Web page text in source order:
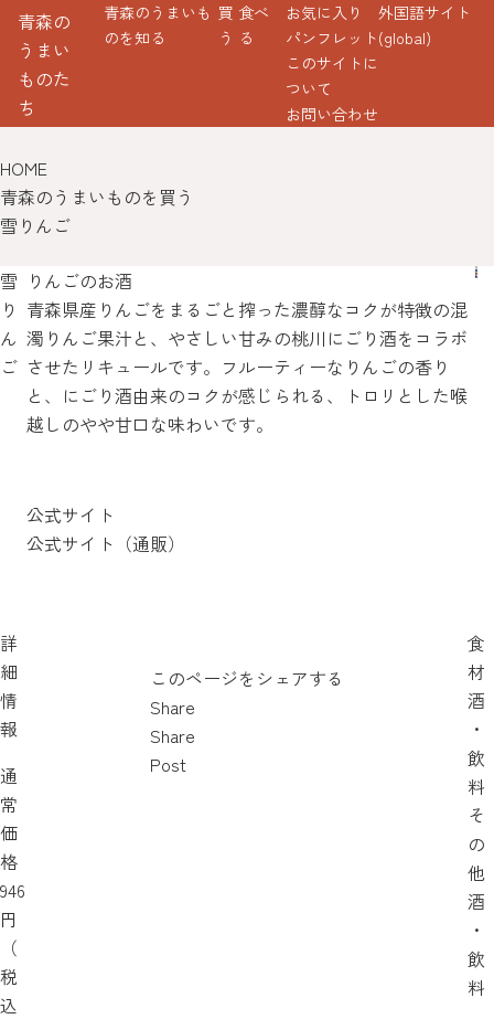
青森の
うまい
ものた
ち
青森のうまいも
のを知る
買
う
食べ
る
お気に入り
パンフレット
このサイトに
ついて
お問い合わせ
外国語サイト
(global)
HOME
青森のうまいものを買う
雪りんご
雪
り
ん
ご
りんごのお酒
青森県産りんごをまるごと搾った濃醇なコクが特徴の混
濁りんご果汁と、やさしい甘みの桃川にごり酒をコラボ
させたリキュールです。フルーティーなりんごの香り
と、にごり酒由来のコクが感じられる、トロリとした喉
越しのやや甘口な味わいです。
公式サイト
公式サイト（通販）
詳
細
情
報
通
常
価
格
946
円
（
税
込
食
材
酒
・
飲
料
そ
の
他
酒
・
飲
料
このページをシェアする
Share
Share
Post